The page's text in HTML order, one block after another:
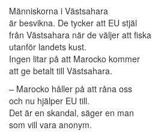
Människorna i Västsahara
är besvikna. De tycker att EU stjäl
från Västsahara när de väljer att fiska
utanför landets kust.
Ingen litar på att Marocko kommer
att ge betalt till Västsahara.
– Marocko håller på att råna oss
och nu hjälper EU till.
Det är en skandal, säger en man
som vill vara anonym.